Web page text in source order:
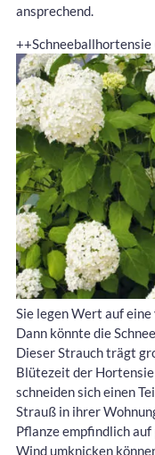
ansprechend.
Sie legen Wert auf
Dann könnte die
Dieser Strauch trägt
Blütezeit der
schneiden sich einen
Strauß in ihrer
Pflanze empfindlich
Wind umknicken